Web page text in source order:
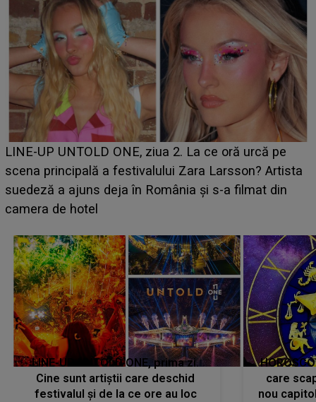
Ce a dezvăluit noua concurentă din "Casa Iubirii" l-a
luat prin surprindere pe Emanuel. CINE ESTE
BĂIATUL VIZAT de Alexandra?! Aflându-se în fața
faptului împlinit, A RECUNOSCUT IMEDIAT: "Am
LINE-UP UNTOLD ONE, prima zi.
Cine sunt artiștii care deschid
festivalul și de la ce ore au loc
care
nou